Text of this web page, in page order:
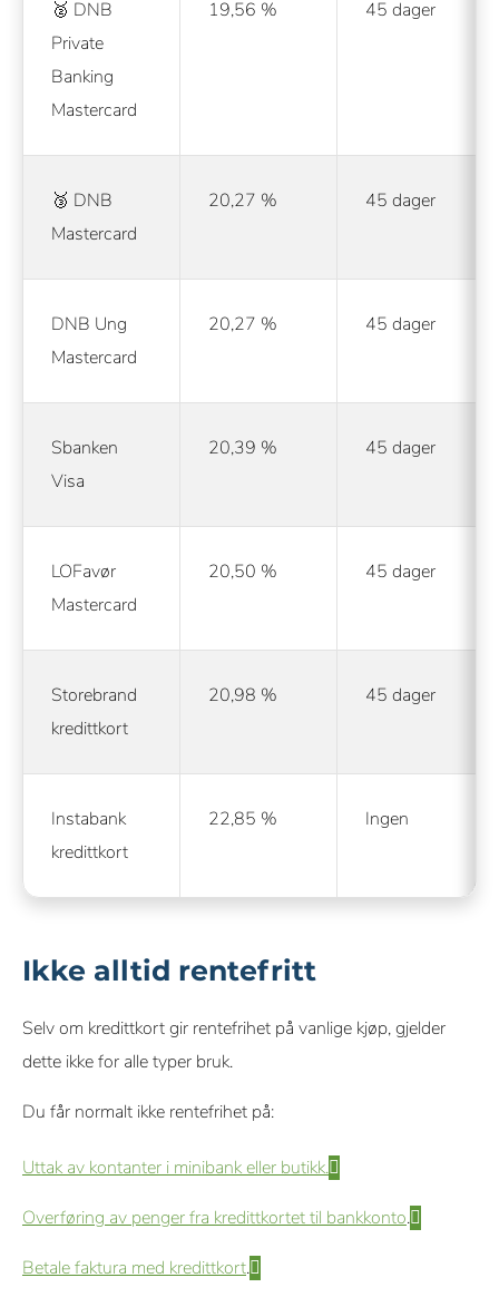
🥈 DNB
Private
Banking
Mastercard
19,56 % 45 dager
🥉 DNB
Mastercard
20,27 % 45 dager
DNB Ung
Mastercard
20,27 % 45 dager
Sbanken
Visa
20,39 % 45 dager
LOFavør
Mastercard
20,50 % 45 dager
Storebrand
kredittkort
20,98 % 45 dager
Instabank
kredittkort
22,85 % Ingen
Ikke alltid rentefritt
Selv om kredittkort gir rentefrihet på vanlige kjøp, gjelder
dette ikke for alle typer bruk.
Du får normalt ikke rentefrihet på:
Uttak av kontanter i minibank eller butikk.
Overføring av penger fra kredittkortet til bankkonto.
Betale faktura med kredittkort.